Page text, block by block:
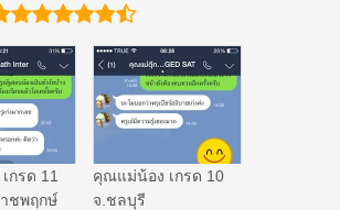
กรด 11
ชพฤกษ์
คุณแม่น้อง เกรด 10
จ.ชลบุรี